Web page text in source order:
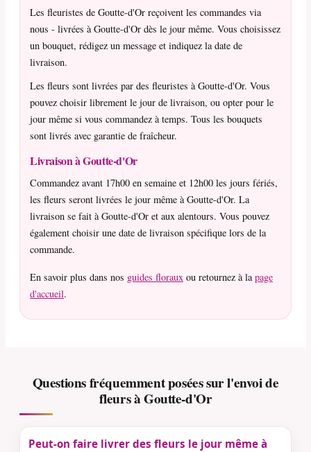
Les fleuristes de Goutte-d'Or reçoivent les commandes via
nous - livrées à Goutte-d'Or dès le jour même. Vous choisissez
un bouquet, rédigez un message et indiquez la date de
livraison.
Les fleurs sont livrées par des fleuristes à Goutte-d'Or. Vous
pouvez choisir librement le jour de livraison, ou opter pour le
jour même si vous commandez à temps. Tous les bouquets
sont livrés avec garantie de fraîcheur.
Livraison à Goutte-d'Or
Commandez avant 17h00 en semaine et 12h00 les jours fériés,
les fleurs seront livrées le jour même à Goutte-d'Or. La
livraison se fait à Goutte-d'Or et aux alentours. Vous pouvez
également choisir une date de livraison spécifique lors de la
commande.
En savoir plus dans nos guides floraux ou retournez à lapage
d'accueil.
Questions fréquemment posées sur l'envoi de
fleurs à Goutte-d'Or
Peut-on faire livrer des fleurs le jour même à